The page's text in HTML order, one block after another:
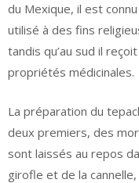
du Mexique, il est
utilisé à des fins
tandis qu’au sud il
propriétés médicinales.
La préparation du
deux premiers, des
sont laissés au repos
girofle et de la